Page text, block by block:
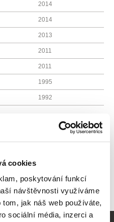
cookies
poskytování funkcí
návštěvnosti využíváme
jak náš web používáte,
sociální média, inzerci a
2014
2014
2013
2011
2011
1995
1992
režiséři